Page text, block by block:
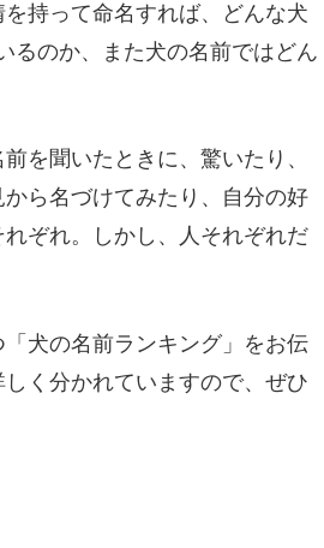
持って命名すれば、どんな犬
るのか、また犬の名前ではどん
を聞いたときに、驚いたり、
ら名づけてみたり、自分の好
ぞれ。しかし、人それぞれだ
犬の名前ランキング」をお伝
く分かれていますので、ぜひ